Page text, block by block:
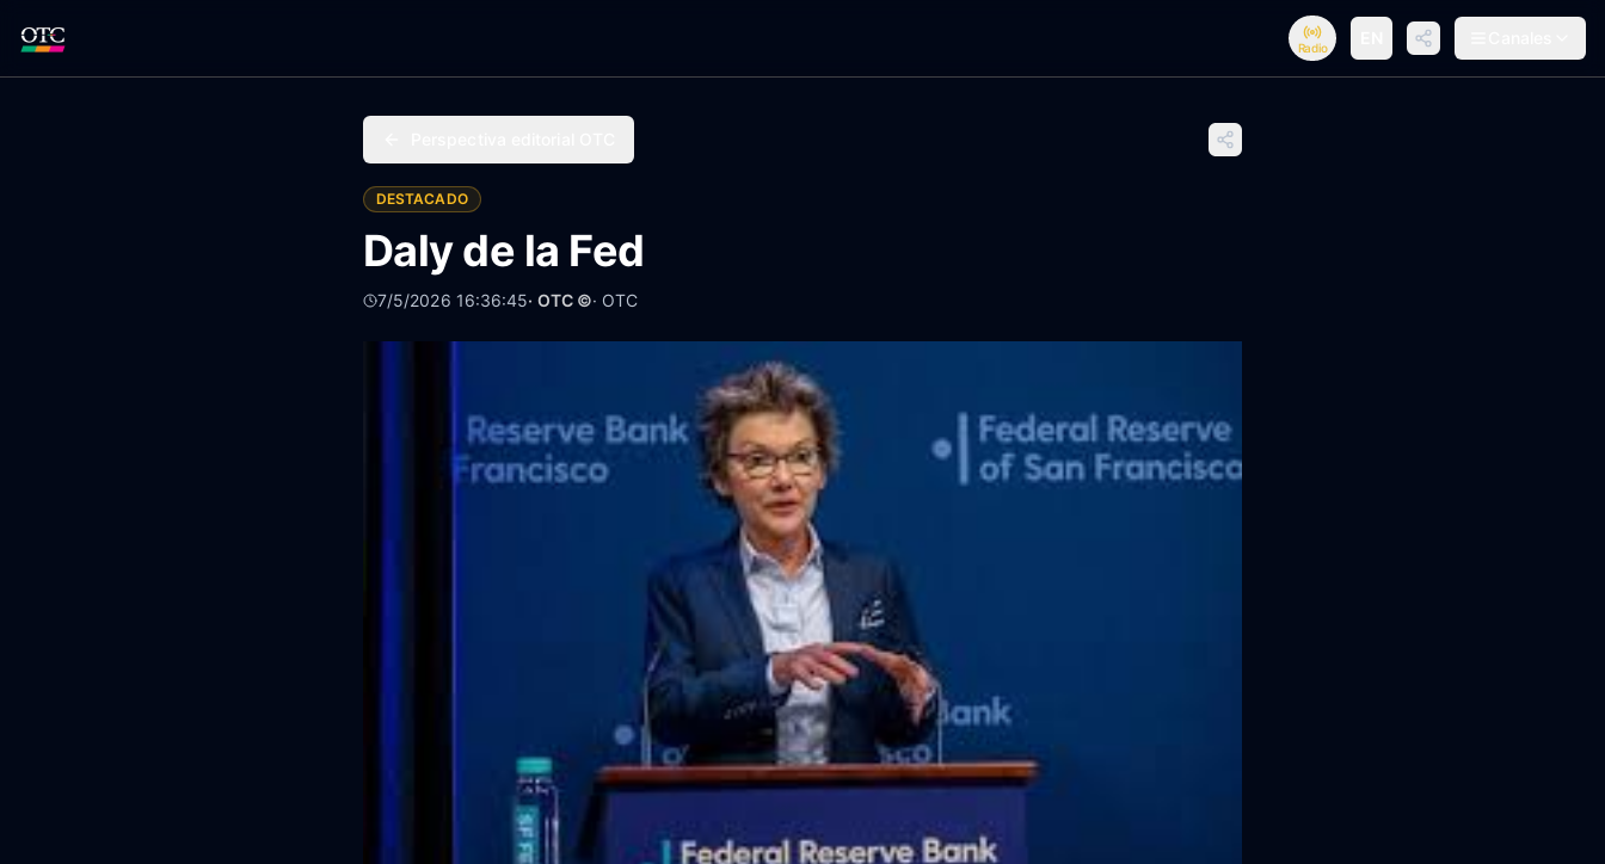
Radio
DESTACADO
Daly de la Fed
7/5/2026 16:36:45· OTC ©· OTC